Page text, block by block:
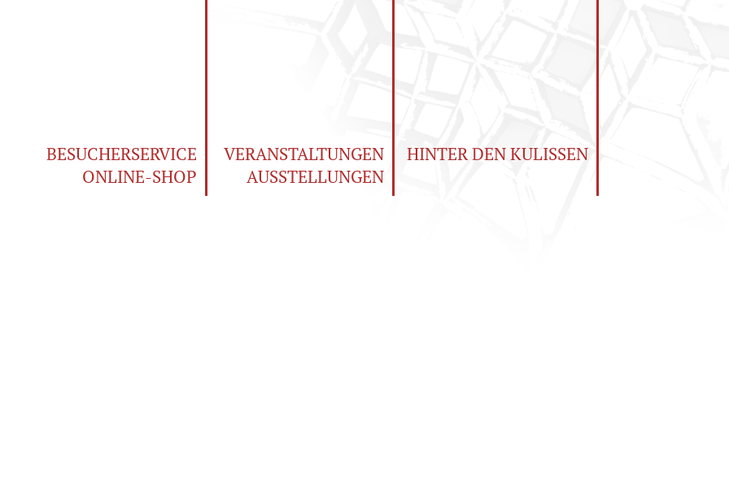
BESUCHERSERVICE
ONLINE-SHOP
VERANSTALTUNGEN
AUSSTELLUNGEN
HINTER DEN KULISSEN